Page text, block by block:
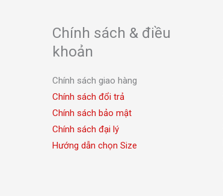
Chính sách & điều
khoản
Chính sách giao hàng
Chính sách đổi trả
Chính sách bảo mật
Chính sách đại lý
Hướng dẫn chọn Size